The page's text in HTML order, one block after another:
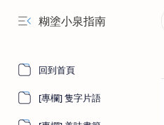
糊塗小泉指南
回到首頁
[專欄] 隻字片語